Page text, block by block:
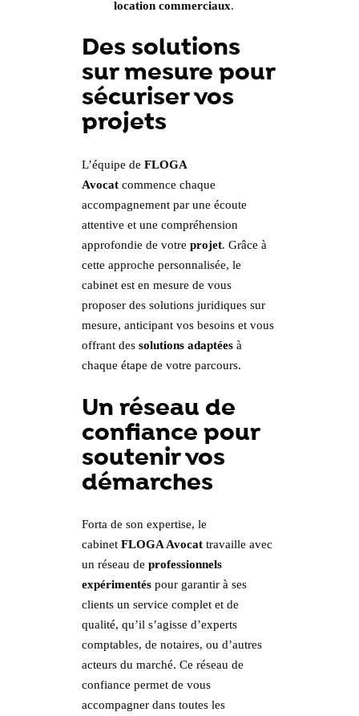
location commerciaux.
Des solutions
sur mesure pour
sécuriser vos
projets
L’équipe de FLOGA
Avocatcommence chaque
accompagnement par une écoute
attentive et une compréhension
approfondie de votre projet. Grâce à
cette approche personnalisée, le
cabinet est en mesure de vous
proposer des solutions juridiques sur
mesure, anticipant vos besoins et vous
offrant des solutions adaptéesà
chaque étape de votre parcours.
Un réseau de
confiance pour
soutenir vos
démarches
Forta de son expertise, le
cabinet FLOGA Avocattravaille avec
un réseau de professionnels
expérimentéspour garantir à ses
clients un service complet et de
qualité, qu’il s’agisse d’experts
comptables, de notaires, ou d’autres
acteurs du marché. Ce réseau de
confiance permet de vous
accompagner dans toutes les